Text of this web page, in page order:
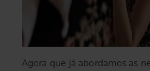
Agora que já abordamos as